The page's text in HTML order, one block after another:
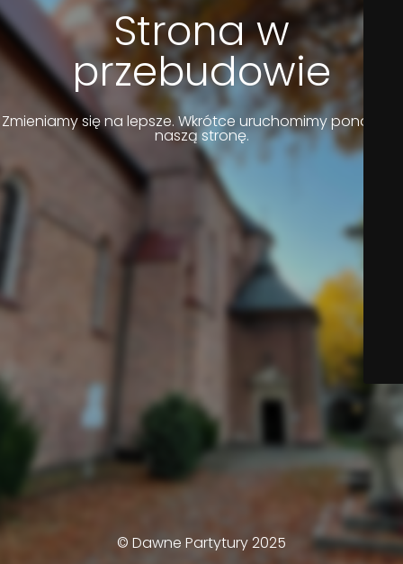
Strona w
przebudowie
Zmieniamy się na lepsze. Wkrótce uruchomimy ponownie
naszą stronę.
© Dawne Partytury 2025